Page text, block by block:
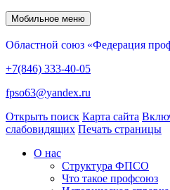
Мобильное меню
Областной союз «Федерация
+7(846) 333-40-05
fpso63@yandex.ru
Открыть поиск Карта сайта
слабовидящих Печать страницы
О нас
Структура ФПСО
Что такое профсоюз